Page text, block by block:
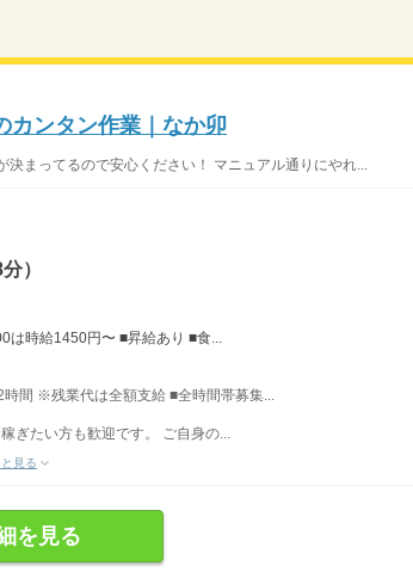
ンタン作業｜なか卯
まってるので安心ください！ マニュアル通りにやれ...
）
時給1450円〜 ■昇給あり ■食...
間 ※残業代は全額支給 ■全時間帯募集...
ぎたい方も歓迎です。 ご自身の...
と見る
を見る